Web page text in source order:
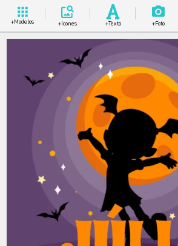
+Modelos +Icones +Texto +Foto